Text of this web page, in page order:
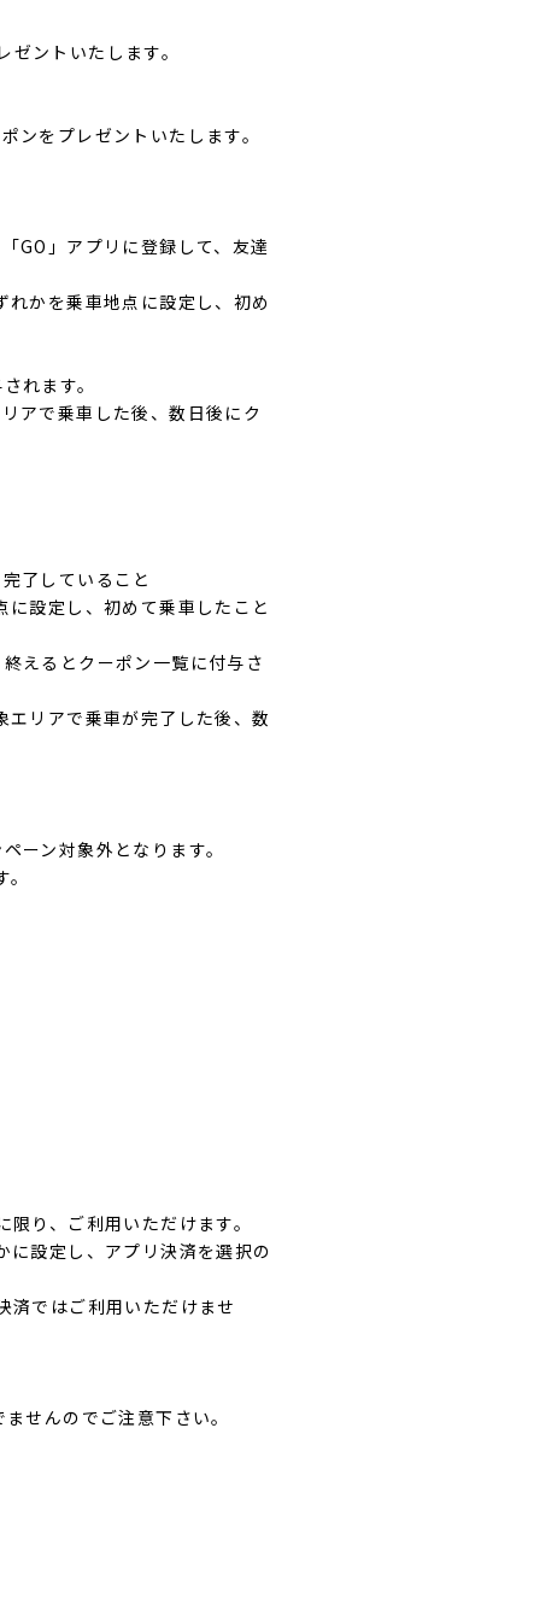
ントいたします。
ンをプレゼントいたします。
GO」アプリに登録して、友達
かを乗車地点に設定し、初め
れます。
アで乗車した後、数日後にク
了していること
設定し、初めて乗車したこと
えるとクーポン一覧に付与さ
リアで乗車が完了した後、数
ーン対象外となります。
り、ご利用いただけます。
設定し、アプリ決済を選択の
済ではご利用いただけませ
せんのでご注意下さい。